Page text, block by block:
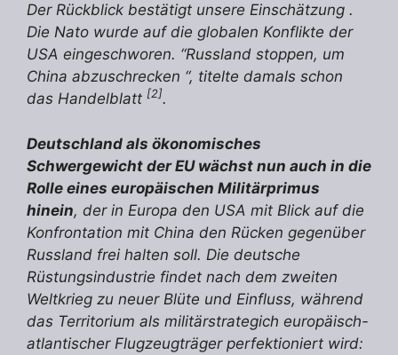
Der Rückblick bestätigt unsere Einschätzung .
Die Nato wurde auf die globalen Konflikte der
USA eingeschworen. “Russland stoppen, um
China abzuschrecken “, titelte damals schon
das Handelblatt [2].
Deutschland als ökonomisches
Schwergewicht der EU wächst nun auch in die
Rolle eines europäischen Militärprimus
hinein, der in Europa den USA mit Blick auf die
Konfrontation mit China den Rücken gegenüber
Russland frei halten soll. Die deutsche
Rüstungsindustrie findet nach dem zweiten
Weltkrieg zu neuer Blüte und Einfluss, während
das Territorium als militärstrategich europäisch-
atlantischer Flugzeugträger perfektioniert wird: